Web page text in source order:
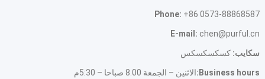
Phone: +86 0573-88868587
E-mail : chen@purful.cn
سكايب: كسكسكسكس
Business hours
:الاثنين – الجمعة 8.00 صباحا – 5:30م